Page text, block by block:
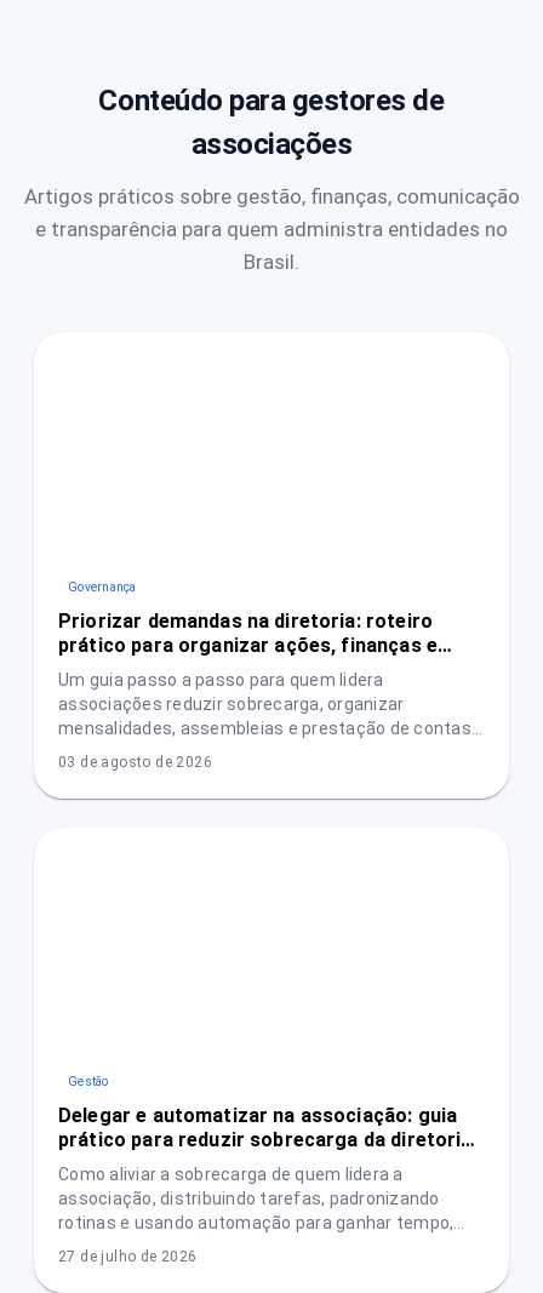
Conteúdo para gestores de
associações
Artigos práticos sobre gestão, finanças, comunicação
e transparência para quem administra entidades no
Brasil.
Governança
Priorizar demandas na diretoria: roteiro
prático para organizar ações, finanças e
transparência
Um guia passo a passo para quem lidera
associações reduzir sobrecarga, organizar
mensalidades, assembleias e prestação de contas
e aumentar a confiança das pessoas associadas.
03 de agosto de 2026
Gestão
Delegar e automatizar na associação: guia
prático para reduzir sobrecarga da diretoria
sem perder controle
Como aliviar a sobrecarga de quem lidera a
associação, distribuindo tarefas, padronizando
rotinas e usando automação para ganhar tempo,
reduzir erros e aumentar transparência.
27 de julho de 2026